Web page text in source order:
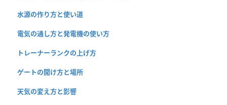
水源の作り方と使い道
電気の通し方と発電機の使い方
トレーナーランクの上げ方
ゲートの開け方と場所
天気の変え方と影響